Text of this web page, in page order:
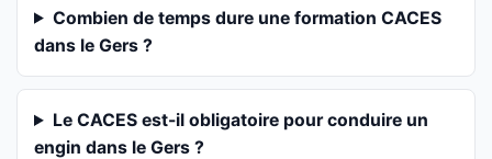
Combien de temps dure une formation CACES
dans le Gers ?
Le CACES est-il obligatoire pour conduire un
engin dans le Gers ?